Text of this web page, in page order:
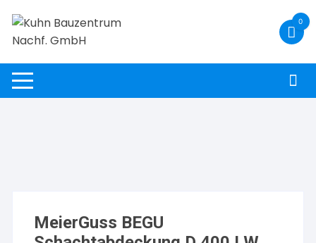
Inhalt
springen
0
MeierGuss BEGU